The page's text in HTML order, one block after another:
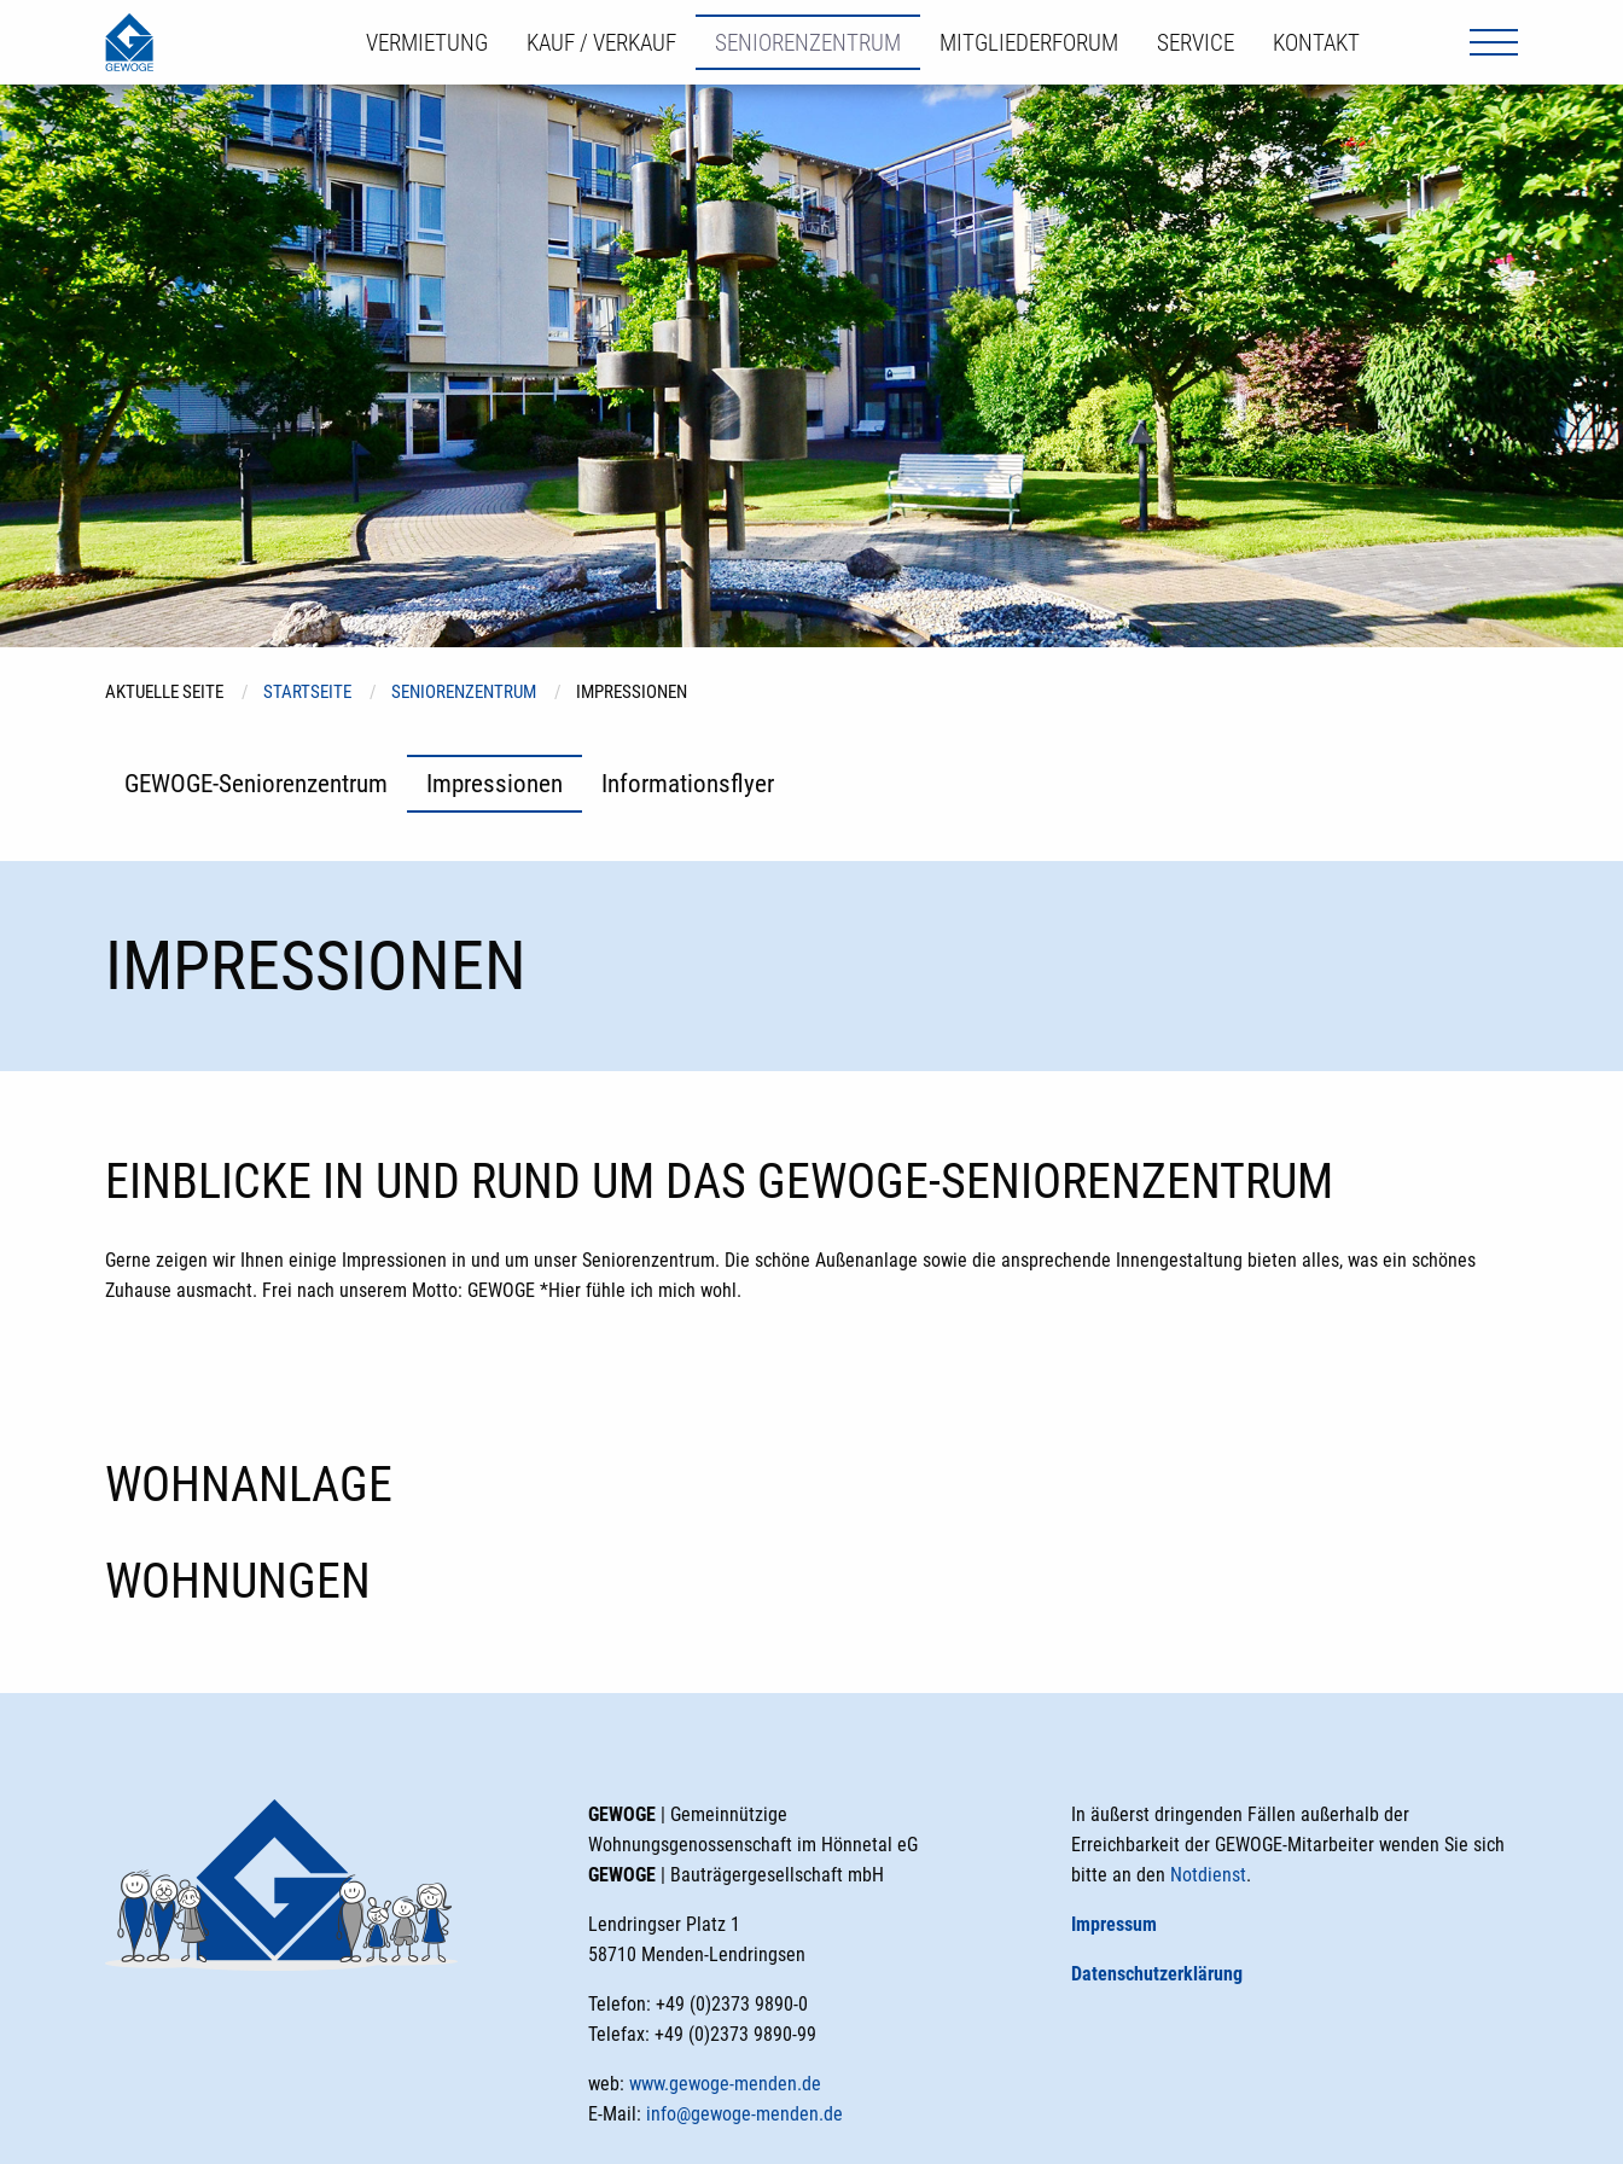
VERMIETUNG KAUF / VERKAUF SENIORENZENTRUM MITGLIEDERFORUM SERVICE KONTAKT
AKTUELLE SEITE STARTSEITE SENIORENZENTRUM IMPRESSIONEN
GEWOGE-Seniorenzentrum Impressionen Informationsflyer
IMPRESSIONEN
EINBLICKE IN UND RUND UM DAS GEWOGE-SENIORENZENTRUM
Gerne zeigen wir Ihnen einige Impressionen in und um unser Seniorenzentrum. Die schöne Außenanlage sowie die ansprechende Innengestaltung bieten alles, was ein schönes
Zuhause ausmacht. Frei nach unserem Motto: GEWOGE *Hier fühle ich mich wohl.
WOHNANLAGE
WOHNUNGEN
GEWOGE| Gemeinnützige
Wohnungsgenossenschaft im Hönnetal eG
GEWOGE| Bauträgergesellschaft mbH
Lendringser Platz 1
58710 Menden-Lendringsen
Telefon: +49 (0)2373 9890-0
Telefax: +49 (0)2373 9890-99
web: www.gewoge-menden.de
E-Mail: info@gewoge-menden.de
In äußerst dringenden Fällen außerhalb der
Erreichbarkeit der GEWOGE-Mitarbeiter wenden Sie sich
bitte an den Notdienst.
Impressum
Datenschutzerklärung